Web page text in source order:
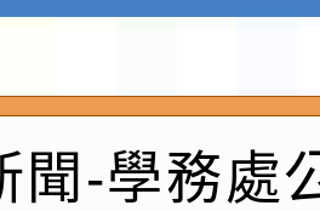
市115學年度
土語及新住民
各1份
農教育專業人
通訊傳播委員
聞-學務處